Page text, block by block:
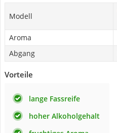
Modell
Aroma
Abgang
Vorteile
lange Fassreife
hoher Alkoholgehalt